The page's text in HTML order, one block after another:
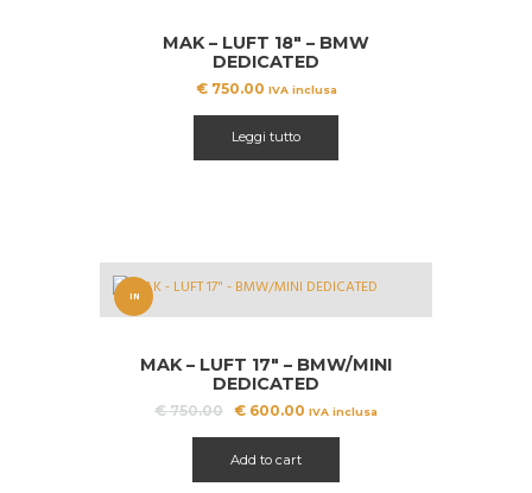
MAK – LUFT 18″ – BMW
DEDICATED
€750.00 IVA inclusa
Leggi tutto
IN
MAK – LUFT 17″ – BMW/MINI
DEDICATED
€750.00 Il
era:
€ 750.00.
€ 600.00 Il
€ 600.00.
IVA inclusa
Add to cart